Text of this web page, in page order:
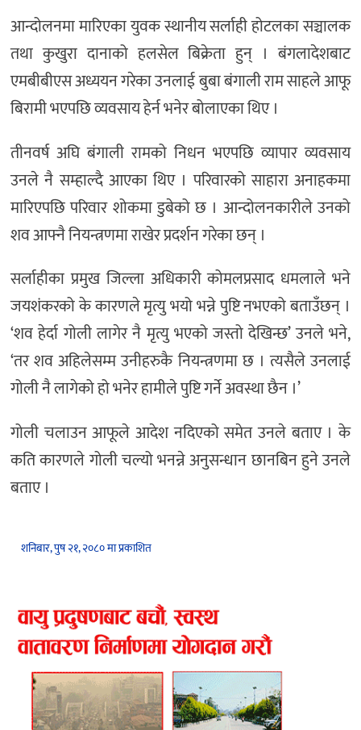
आन्दोलनमा मारिएका युवक स्थानीय सर्लाही होटलका सञ्चालक
तथा कुखुरा दानाको हलसेल बिक्रेता हुन् । बंगलादेशबाट
एमबीबीएस अध्ययन गरेका उनलाई बुबा बंगाली राम साहले आफू
बिरामी भएपछि व्यवसाय हेर्न भनेर बोलाएका थिए ।
तीनवर्ष अघि बंगाली रामको निधन भएपछि व्यापार व्यवसाय
उनले नै सम्हाल्दै आएका थिए । परिवारको साहारा अनाहकमा
मारिएपछि परिवार शोकमा डुबेको छ । आन्दोलनकारीले उनको
शव आफ्नै नियन्त्रणमा राखेर प्रदर्शन गरेका छन् ।
सर्लाहीका प्रमुख जिल्ला अधिकारी कोमलप्रसाद धमलाले भने
जयशंकरको के कारणले मृत्यु भयो भन्ने पुष्टि नभएको बताउँछन् ।
‘शव हेर्दा गोली लागेर नै मृत्यु भएको जस्तो देखिन्छ’ उनले भने,
‘तर शव अहिलेसम्म उनीहरुकै नियन्त्रणमा छ । त्यसैले उनलाई
गोली नै लागेको हो भनेर हामीले पुष्टि गर्ने अवस्था छैन ।’
गोली चलाउन आफूले आदेश नदिएको समेत उनले बताए । के
कति कारणले गोली चल्यो भनन्ने अनुसन्धान छानबिन हुने उनले
बताए ।
शनिबार, पुष २१, २०८० मा प्रकाशित